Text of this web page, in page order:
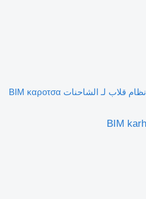
نظام قلاب لـ الشاحنات ΒΙΜ καροτσα